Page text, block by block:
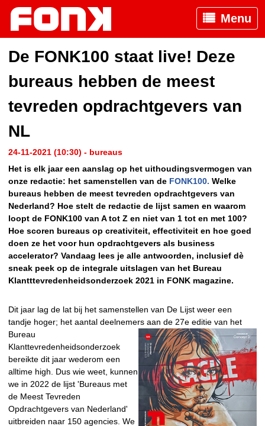
Menu
De FONK100 staat live! Deze
bureaus hebben de meest
tevreden opdrachtgevers van
NL
24-11-2021 (10:30) - bureaus
Het is elk jaar een aanslag op het uithoudingsvermogen van
onze redactie: het samenstellen van de FONK100. Welke
bureaus hebben de meest tevreden opdrachtgevers van
Nederland? Hoe stelt de redactie de lijst samen en waarom
loopt de FONK100 van A tot Z en niet van 1 tot en met 100?
Hoe scoren bureaus op creativiteit, effectiviteit en hoe goed
doen ze het voor hun opdrachtgevers als business
accelerator? Vandaag lees je alle antwoorden, inclusief dè
sneak peek op de integrale uitslagen van het Bureau
Klantttevredenheidsonderzoek 2021 in FONK magazine.
Dit jaar lag de lat bij het samenstellen van De Lijst weer een
tandje hoger; het aantal deelnemers aan de 27e editie van het
Bureau
Klanttevredenheidsonderzoek
bereikte dit jaar wederom een
alltime high. Dus wie weet, kunnen
we in 2022 de lijst 'Bureaus met
de Meest Tevreden
Opdrachtgevers van Nederland'
uitbreiden naar 150 agencies. We